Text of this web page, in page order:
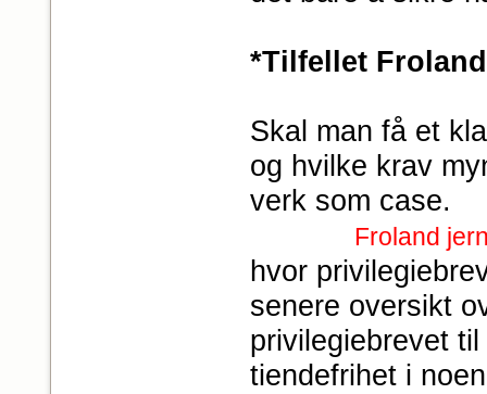
*Tilfellet
Skal man få et
og hvilke krav
verk som case.
Froland
hvor
senere oversikt
privilegiebrevet
tiendefrihet i